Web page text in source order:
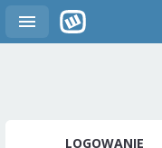
LOGOWANIE